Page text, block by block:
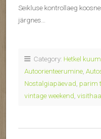
Seikluse kontrollaeg
järgnes…
Category: Hetkel
Autoorienteerumine
Nostalgiapäevad parim
vintage weekend